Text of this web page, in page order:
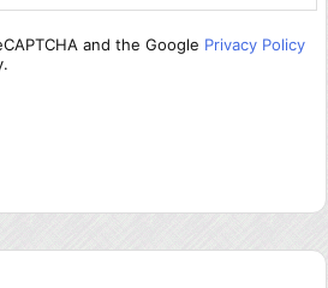
and the Google Privacy Policy